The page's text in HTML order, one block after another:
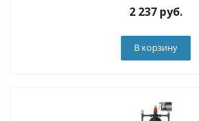
2 237руб.
В корзину